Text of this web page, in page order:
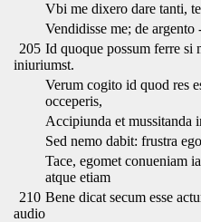
Vbi me dixero dare tanti,
Vendidisse me; de
205 Id quoque possum ferre si
iniuriumst.
Verum cogito id quod res
occeperis,
Accipiunda et mussitanda
Sed nemo dabit: frustra
Tace, egomet conueniam
atque etiam
210 Bene dicat secum esse
audio